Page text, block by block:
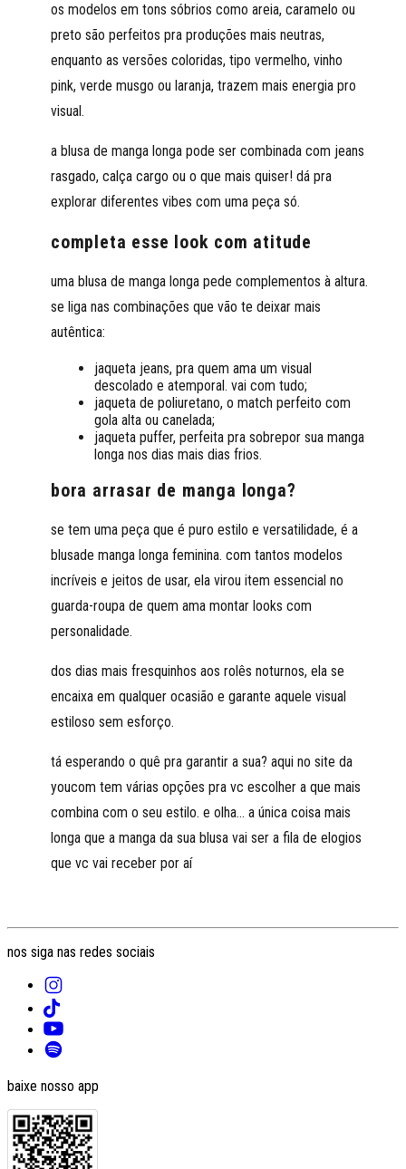
os modelos em tons sóbrios como areia, caramelo ou
preto são perfeitos pra produções mais neutras,
enquanto as versões coloridas, tipo vermelho, vinho
pink, verde musgo ou laranja, trazem mais energia pro
visual.
a blusa de manga longa pode ser combinada com jeans
rasgado, calça cargo ou o que mais quiser! dá pra
explorar diferentes vibes com uma peça só.
completa esse look com atitude
uma blusa de manga longa pede complementos à altura.
se liga nas combinações que vão te deixar mais
autêntica:
jaqueta jeans, pra quem ama um visual
descolado e atemporal. vai com tudo;
jaqueta de poliuretano, o match perfeito com
gola alta ou canelada;
jaqueta puffer, perfeita pra sobrepor sua manga
longa nos dias mais dias frios.
bora arrasar de manga longa?
se tem uma peça que é puro estilo e versatilidade, é a
blusade manga longa feminina. com tantos modelos
incríveis e jeitos de usar, ela virou item essencial no
guarda-roupa de quem ama montar looks com
personalidade.
dos dias mais fresquinhos aos rolês noturnos, ela se
encaixa em qualquer ocasião e garante aquele visual
estiloso sem esforço.
tá esperando o quê pra garantir a sua? aqui no site da
youcom tem várias opções pra vc escolher a que mais
combina com o seu estilo. e olha… a única coisa mais
longa que a manga da sua blusa vai ser a fila de elogios
que vc vai receber por aí
nos siga nas redes sociais
baixe nosso app